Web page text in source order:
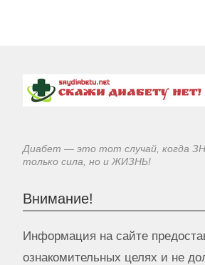
Диабет — это тот случай, когда
только сила, но и ЖИЗНЬ!
Внимание!
Информация на сайте
ознакомительных целях и не